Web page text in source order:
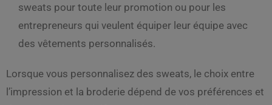
sweats pour toute leur promotion ou pour les
entrepreneurs qui veulent équiper leur équipe avec
des vêtements personnalisés.
Lorsque vous personnalisez des sweats, le choix entre
l’impression et la broderie dépend de vos préférences et